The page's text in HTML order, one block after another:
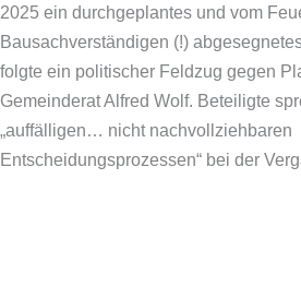
2025 ein durchgeplantes und vom
Bausachverständigen (!)
folgte ein politischer Feldzug gegen
Gemeinderat Alfred Wolf. Beteiligte
„auffälligen… nicht nachvollziehbaren
Entscheidungsprozessen“ bei der